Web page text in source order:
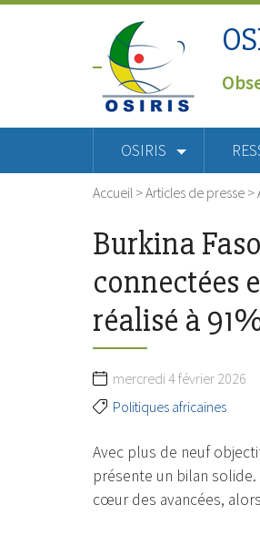
OSIRIS
Accueil >Articles de presse >
Burkina
connectées
réalisé à
mercredi 4 février 2026
Politiques africaines
Avec plus de neuf
présente un bilan
cœur des avancées,